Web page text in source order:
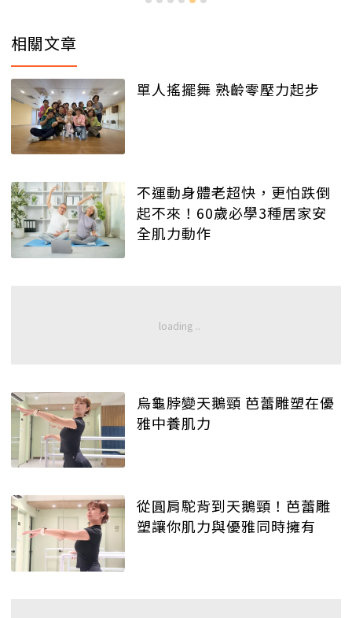
相關文章
單人搖擺舞 熟齡零壓力起步
不運動身體老超快，更怕跌倒
起不來！60歲必學3種居家安
全肌力動作
烏龜脖變天鵝頸 芭蕾雕塑在優
雅中養肌力
從圓肩駝背到天鵝頸！芭蕾雕
塑讓你肌力與優雅同時擁有